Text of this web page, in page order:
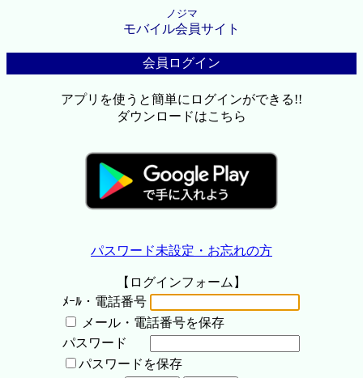
ノジマ
モバイル会員サイト
会員ログイン
アプリを使うと簡単にログインができる!!
ダウンロードはこちら
パスワード未設定・お忘れの方
【ログインフォーム】
ﾒｰﾙ・電話番号
メール・電話番号を保存
パスワード
パスワードを保存